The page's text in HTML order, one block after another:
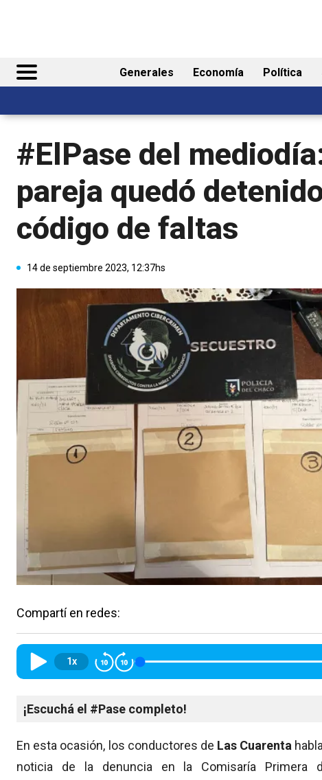
Generales Economía Política
#ElPase del
pareja quedó
código de faltas
14 de septiembre 2023, 12:37hs
Compartí en redes:
1x
¡Escuchá el #Pase completo!
En esta ocasión, los conductores de Las Cuarenta
noticia de la denuncia en la Comisaría Primera